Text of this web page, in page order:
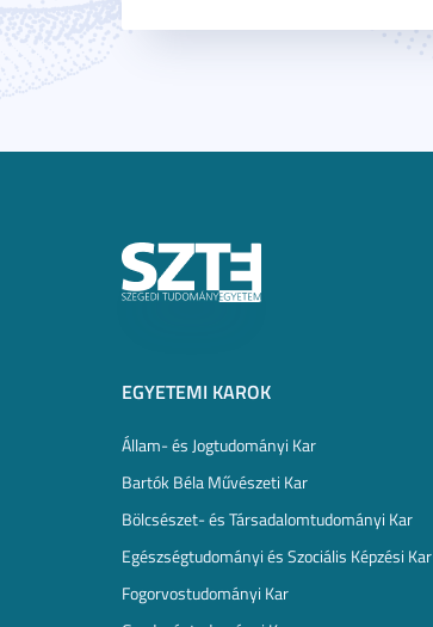
EGYETEMI KAROK
Állam- és Jogtudományi Kar
Bartók Béla Művészeti Kar
Bölcsészet- és Társadalomtudományi Kar
Egészségtudományi és Szociális Képzési Kar
Fogorvostudományi Kar